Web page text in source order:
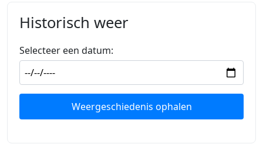
Historisch weer
Selecteer een datum:
Weergeschiedenis ophalen